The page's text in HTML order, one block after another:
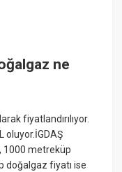
ne
fiyatlandırılıyor.
oluyor.İGDAŞ
1000 metreküp
doğalgaz fiyatı ise